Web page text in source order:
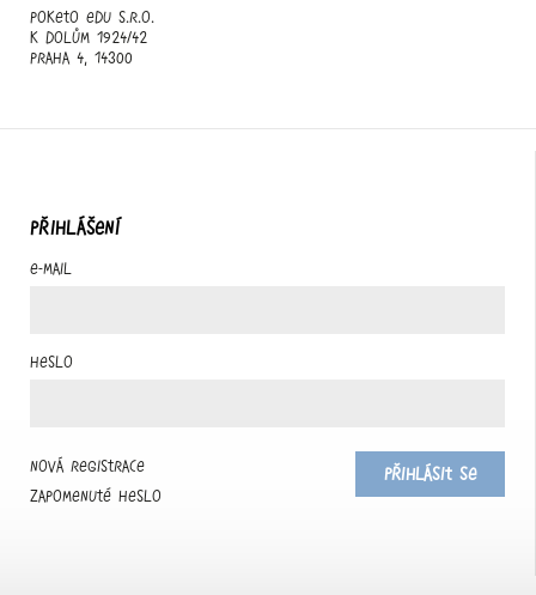
Poketo edu s.r.o.
K Dolům 1924/42
Praha 4, 14300
PŘIHLÁŠENÍ
E-mail
Heslo
Přihlásit se
Nová registrace
Zapomenuté heslo